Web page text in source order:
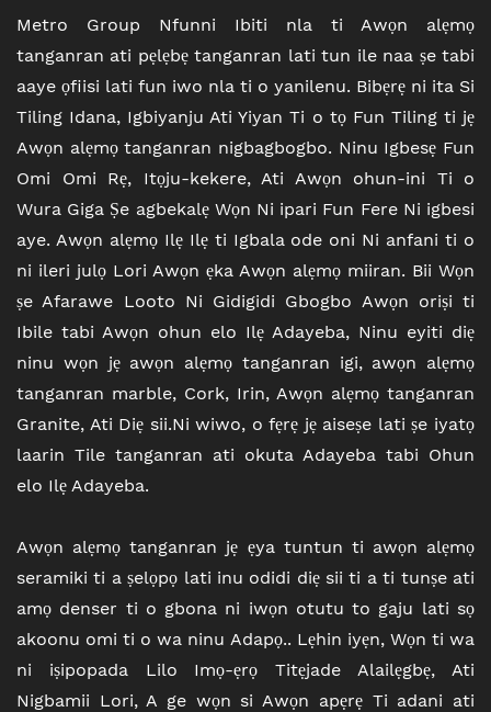
Metro Group Nfunni Ibiti nla ti Awọn alẹmọ
tanganran ati pẹlẹbẹ tanganran lati tun ile naa ṣe tabi
aaye ọfiisi lati fun iwo nla ti o yanilenu. Bibẹrẹ ni ita Si
Tiling Idana, Igbiyanju Ati Yiyan Ti o tọ Fun Tiling ti jẹ
Awọn alẹmọ tanganran nigbagbogbo. Ninu Igbesẹ Fun
Omi Omi Rẹ, Itọju-kekere, Ati Awọn ohun-ini Ti o
Wura Giga Ṣe agbekalẹ Wọn Ni ipari Fun Fere Ni igbesi
aye. Awọn alẹmọ Ilẹ Ilẹ ti Igbala ode oni Ni anfani ti o
ni ileri julọ Lori Awọn ẹka Awọn alẹmọ miiran. Bii Wọn
ṣe Afarawe Looto Ni Gidigidi Gbogbo Awọn oriṣi ti
Ibile tabi Awọn ohun elo Ilẹ Adayeba, Ninu eyiti diẹ
ninu wọn jẹ awọn alẹmọ tanganran igi, awọn alẹmọ
tanganran marble, Cork, Irin, Awọn alẹmọ tanganran
Granite, Ati Diẹ sii.Ni wiwo, o fẹrẹ jẹ aiseṣe lati ṣe iyatọ
laarin Tile tanganran ati okuta Adayeba tabi Ohun
elo Ilẹ Adayeba.
Awọn alẹmọ tanganran jẹ ẹya tuntun ti awọn alẹmọ
seramiki ti a ṣelọpọ lati inu odidi diẹ sii ti a ti tunṣe ati
amọ denser ti o gbona ni iwọn otutu to gaju lati sọ
akoonu omi ti o wa ninu Adapọ.. Lẹhin iyẹn, Wọn ti wa
ni iṣipopada Lilo Imọ-ẹrọ Titẹjade Alailẹgbẹ, Ati
Nigbamii Lori, A ge wọn si Awọn apẹrẹ Ti adani ati